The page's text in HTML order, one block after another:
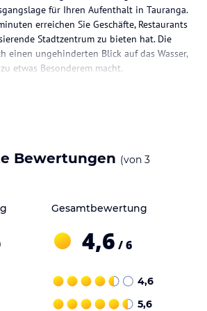
für Ihren Aufenthalt in Tauranga.
erreichen Sie Geschäfte, Restaurants
Stadtzentrum zu bieten hat. Die
einen ungehinderten Blick auf das Wasser,
etwas Besonderem macht.
im Hotel
eine Mikrowelle, einen Toaster
Zur Unterhaltung steht Ihnen Sat-
Die Zimmer im Erdgeschoss
Obergeschoss mit raumhohen Fenstern
Waterfront bietet keine Verpflegung vor Ort
Bewertungen (von 3
Gesamtbewertung
4,6 / 6
4,6
5,6